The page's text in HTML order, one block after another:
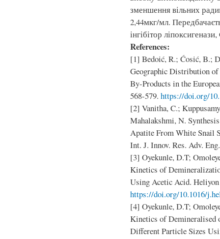
зменшення вільних
2,44мкг/мл.
інгібітор
References:
[1] Bedoić, R.; Ćosić, B.;
Geographic Distribution
By-Products in the
568-579. https://doi.org/
[2] Vanitha, C.;
Mahalakshmi, N.
Apatite From White Snail
Int. J. Innov. Res. Adv.
[3] Oyekunle, D.T;
Kinetics of
Using Acetic Acid.
https://doi.org/10.1016/
[4] Oyekunle, D.T;
Kinetics of Demineralised
Different Particle Sizes